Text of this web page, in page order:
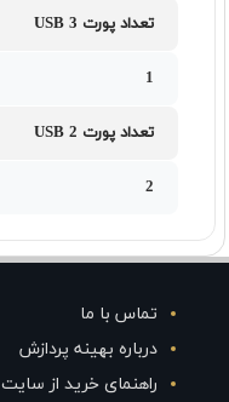
تعداد پورت USB 3
1
تعداد پورت USB 2
2
تماس با ما
درباره بهینه پردازش
راهنمای خرید از سایت